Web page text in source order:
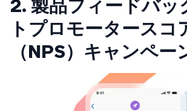
2. 製品フィードバッ
トプロモータースコ
（NPS）キャンペー